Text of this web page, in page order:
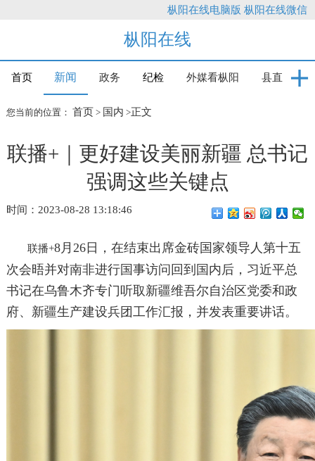
枞阳在线电脑版 枞阳在线微信
枞阳在线
首页 新闻 政务 纪检 外媒看枞阳 县直
您当前的位置： 首页 > 国内 >正文
联播+｜更好建设美丽新疆 总书记
强调这些关键点
时间：2023-08-28 13:18:46
联播+8月26日，在结束出席金砖国家领导人第十五
次会晤并对南非进行国事访问回到国内后，习近平总
书记在乌鲁木齐专门听取新疆维吾尔自治区党委和政
府、新疆生产建设兵团工作汇报，并发表重要讲话。